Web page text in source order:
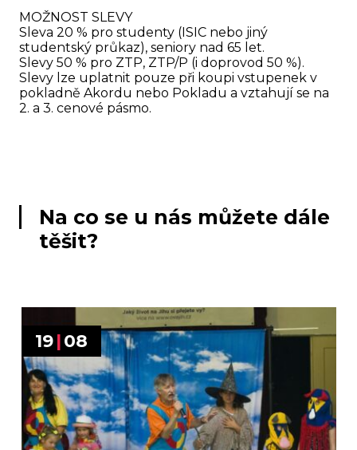
MOŽNOST SLEVY
Sleva 20 % pro studenty (ISIC nebo jiný
studentský průkaz), seniory nad 65 let.
Slevy 50 % pro ZTP, ZTP/P (i doprovod 50 %).
Slevy lze uplatnit pouze při koupi vstupenek v
pokladně Akordu nebo Pokladu a vztahují se na
2. a 3. cenové pásmo.
Na co se u nás můžete dále
těšit?
19 |08